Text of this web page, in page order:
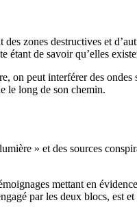
zones destructives et
étant de savoir qu’elles
on peut interférer des
le long de son chemin.
» et des sources
mettant en
par les deux blocs, est